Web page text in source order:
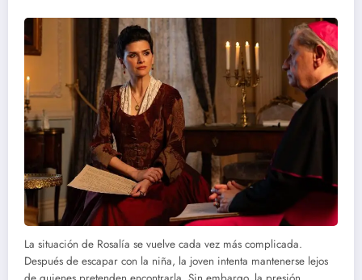
La situación de Rosalía se vuelve cada vez más complicada.
Después de escapar con la niña, la joven intenta mantenerse lejos